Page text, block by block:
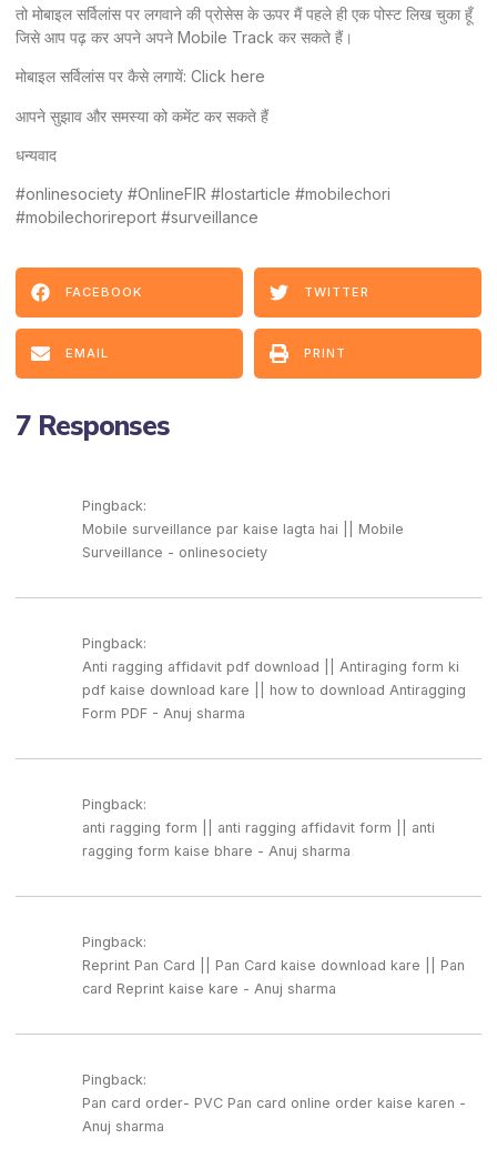
तो मोबाइल सर्विलांस पर लगवाने की प्रोसेस के ऊपर मैं पहले ही एक पोस्ट लिख चुका हूँ
जिसे आप पढ़ कर अपने अपने Mobile Track कर सकते हैं।
मोबाइल सर्विलांस पर कैसे लगायें: Click here
आपने सुझाव और समस्या को कमेंट कर सकते हैं
धन्यवाद
#onlinesociety #OnlineFIR #lostarticle #mobilechori
#mobilechorireport #surveillance
FACEBOOK TWITTER
EMAIL PRINT
7 Responses
Pingback:
Mobile surveillance par kaise lagta hai || Mobile
Surveillance - onlinesociety
Pingback:
Anti ragging affidavit pdf download || Antiraging form ki
pdf kaise download kare || how to download Antiragging
Form PDF - Anuj sharma
Pingback:
anti ragging form || anti ragging affidavit form || anti
ragging form kaise bhare - Anuj sharma
Pingback:
Reprint Pan Card || Pan Card kaise download kare || Pan
card Reprint kaise kare - Anuj sharma
Pingback:
Pan card order- PVC Pan card online order kaise karen -
Anuj sharma